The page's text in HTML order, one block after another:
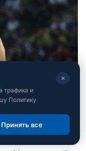
ассоциация
✕
трафика и
Политику
Принять все